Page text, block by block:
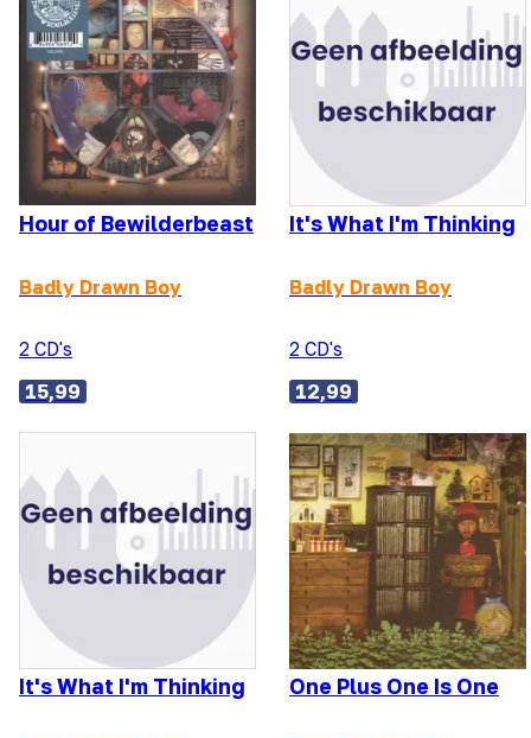
Hour of Bewilderbeast
Badly Drawn Boy
2 CD's
15,99
It's What I'm Thinking
Badly Drawn Boy
2 CD's
12,99
It's What I'm Thinking One Plus One Is One